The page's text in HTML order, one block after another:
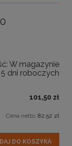
W magazynie
5 dni roboczych
101,50 zł
Cena netto: 82,52 zł
DO KOSZYKA